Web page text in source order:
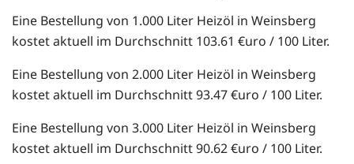
Eine Bestellung von 1.000 Liter Heizöl in Weinsberg
kostet aktuell im Durchschnitt 103.61 €uro / 100 Liter.
Eine Bestellung von 2.000 Liter Heizöl in Weinsberg
kostet aktuell im Durchschnitt 93.47 €uro / 100 Liter.
Eine Bestellung von 3.000 Liter Heizöl in Weinsberg
kostet aktuell im Durchschnitt 90.62 €uro / 100 Liter.